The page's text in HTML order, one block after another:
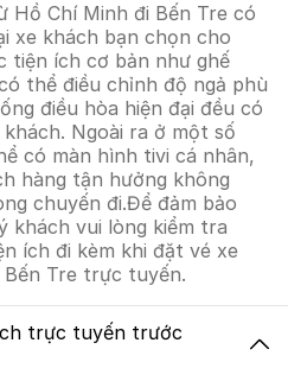
Hồ Chí Minh đi Bến Tre có
xe khách bạn chọn cho
tiện ích cơ bản như ghế
thể điều chỉnh độ ngả phù
điều hòa hiện đại đều có
Ngoài ra ở một số
có màn hình tivi cá nhân,
hàng tận hưởng không
chuyến đi.Để đảm bảo
khách vui lòng kiểm tra
ích đi kèm khi đặt vé xe
Tre trực tuyến.
trực tuyến trước